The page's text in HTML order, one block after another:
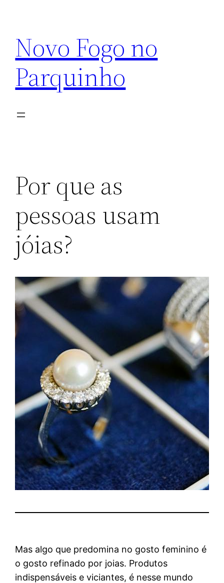
conteúdo
Novo Fogo no
Parquinho
Por que as
pessoas usam
jóias?
Mas algo que predomina no gosto feminino é
o gosto refinado por joias. Produtos
indispensáveis e viciantes, é nesse mundo